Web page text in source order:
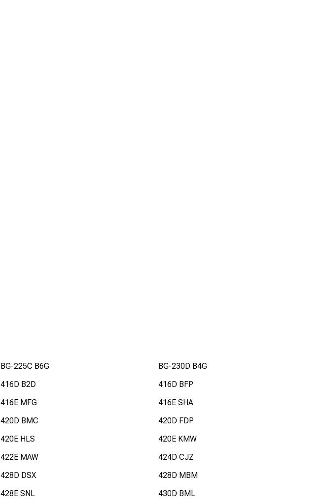
BG-225C B6G
BG-230D B4G
416D B2D
416D BFP
416E MFG
416E SHA
420D BMC
420D FDP
420E HLS
420E KMW
422E MAW
424D CJZ
428D DSX
428D MBM
428E SNL
430D BML